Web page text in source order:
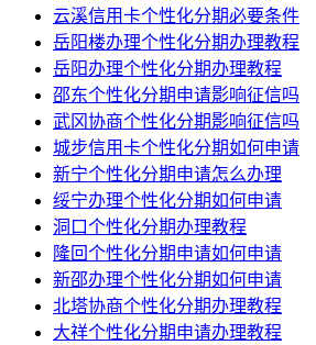
云溪信用卡个性化分期必要条件
岳阳楼办理个性化分期办理教程
岳阳办理个性化分期办理教程
邵东个性化分期申请影响征信吗
武冈协商个性化分期影响征信吗
城步信用卡个性化分期如何申请
新宁个性化分期申请怎么办理
绥宁办理个性化分期如何申请
洞口个性化分期办理教程
隆回个性化分期申请如何申请
新邵办理个性化分期如何申请
北塔协商个性化分期办理教程
大祥个性化分期申请办理教程